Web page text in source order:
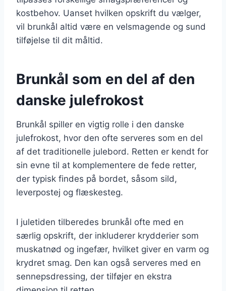
kostbehov. Uanset hvilken opskrift du vælger,
vil brunkål altid være en velsmagende og sund
tilføjelse til dit måltid.
Brunkål som en del af den
danske julefrokost
Brunkål spiller en vigtig rolle i den danske
julefrokost, hvor den ofte serveres som en del
af det traditionelle julebord. Retten er kendt for
sin evne til at komplementere de fede retter,
der typisk findes på bordet, såsom sild,
leverpostej og flæskesteg.
I juletiden tilberedes brunkål ofte med en
særlig opskrift, der inkluderer krydderier som
muskatnød og ingefær, hvilket giver en varm og
krydret smag. Den kan også serveres med en
sennepsdressing, der tilføjer en ekstra